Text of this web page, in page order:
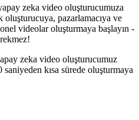
zeka video oluşturucumuza
pazarlamacıya ve
videolar oluşturmaya başlayın -
zeka video oluşturucumuz
saniyeden kısa sürede oluşturmaya